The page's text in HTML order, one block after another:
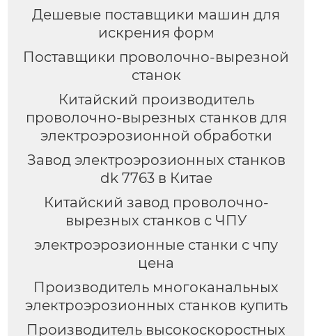
Дешевые поставщики машин для
искрения форм
Поставщики проволочно-вырезной
станок
Китайский производитель
проволочно-вырезных станков для
электроэрозионной обработки
Завод электроэрозионных станков
dk 7763 в Китае
Китайский завод проволочно-
вырезных станков с ЧПУ
электроэрозионные станки с чпу
цена
Производитель многоканальных
электроэрозионных станков купить
Производитель высокоскоростных